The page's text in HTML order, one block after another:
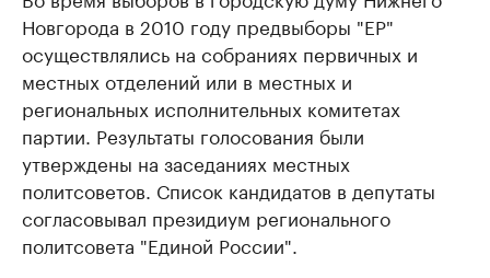
Новгорода в 2010 году предвыборы "ЕР"
осуществлялись на собраниях первичных и
местных отделений или в местных и
региональных исполнительных комитетах
партии. Результаты голосования были
утверждены на заседаниях местных
политсоветов. Список кандидатов в депутаты
согласовывал президиум регионального
политсовета "Единой России".